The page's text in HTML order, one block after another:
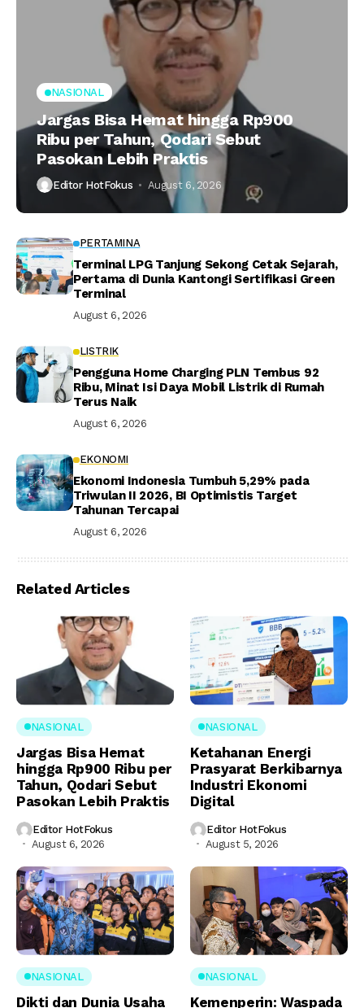
NASIONAL
Jargas Bisa Hemat hingga Rp900
Ribu per Tahun, Qodari Sebut
Pasokan Lebih Praktis
Editor HotFokus August 6, 2026
PERTAMINA
Terminal LPG Tanjung Sekong Cetak Sejarah,
Pertama di Dunia Kantongi Sertifikasi Green
Terminal
August 6, 2026
LISTRIK
Pengguna Home Charging PLN Tembus 92
Ribu, Minat Isi Daya Mobil Listrik di Rumah
Terus Naik
August 6, 2026
EKONOMI
Ekonomi Indonesia Tumbuh 5,29% pada
Triwulan II 2026, BI Optimistis Target
Tahunan Tercapai
August 6, 2026
Related Articles
NASIONAL
Jargas Bisa Hemat
hingga Rp900 Ribu per
Tahun, Qodari Sebut
Pasokan Lebih Praktis
Editor HotFokus
August 6, 2026
NASIONAL
Ketahanan Energi
Prasyarat Berkibarnya
Industri Ekonomi
Digital
Editor HotFokus
August 5, 2026
NASIONAL
Dikti dan Dunia Usaha
NASIONAL
Kemenperin: Waspada